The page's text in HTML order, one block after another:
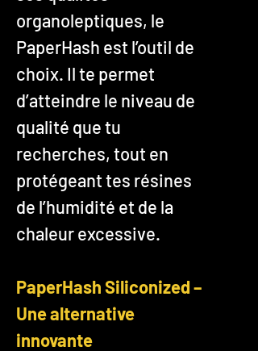
organoleptiques, le
PaperHash est l’outil de
choix. Il te permet
d’atteindre le niveau de
qualité que tu
recherches, tout en
protégeant tes résines
de l’humidité et de la
chaleur excessive.
PaperHash Siliconized –
Une alternative
innovante